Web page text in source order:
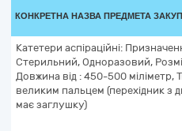
КОНКРЕТНА НАЗВА ПРЕДМЕТА
Катетери аспіраційні:
Стерильний, Одноразовий,
Довжина від : 450-500
великим пальцем (перехідник з
має заглушку)